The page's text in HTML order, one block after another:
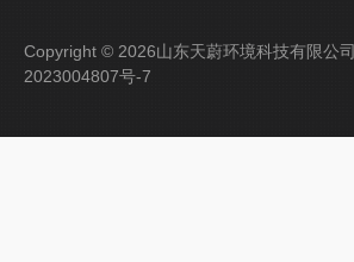
Copyright © 2026山东天蔚环境科技有限
2023004807号-7